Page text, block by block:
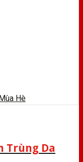
Trùng Da